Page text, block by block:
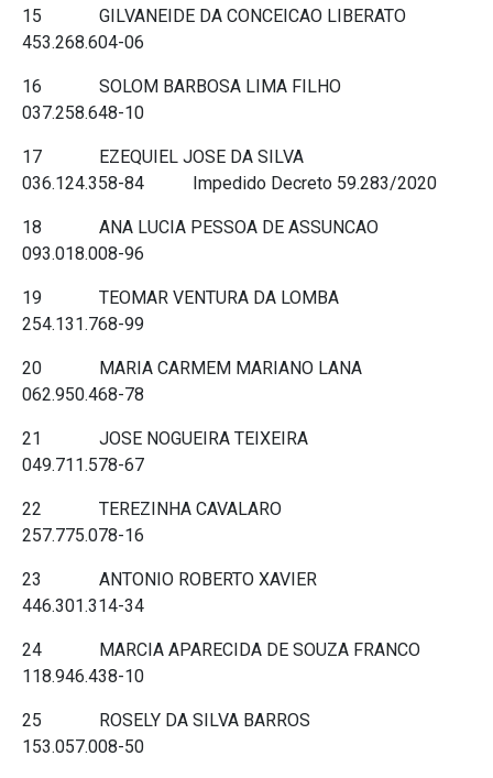
15 GILVANEIDE DA CONCEICAO LIBERATO
453.268.604-06
16 SOLOM BARBOSA LIMA FILHO
037.258.648-10
17 EZEQUIEL JOSE DA SILVA
036.124.358-84 Impedido Decreto 59.283/2020
18 ANA LUCIA PESSOA DE ASSUNCAO
093.018.008-96
19 TEOMAR VENTURA DA LOMBA
254.131.768-99
20 MARIA CARMEM MARIANO LANA
062.950.468-78
21 JOSE NOGUEIRA TEIXEIRA
049.711.578-67
22 TEREZINHA CAVALARO
257.775.078-16
23 ANTONIO ROBERTO XAVIER
446.301.314-34
24 MARCIA APARECIDA DE SOUZA FRANCO
118.946.438-10
25 ROSELY DA SILVA BARROS
153.057.008-50